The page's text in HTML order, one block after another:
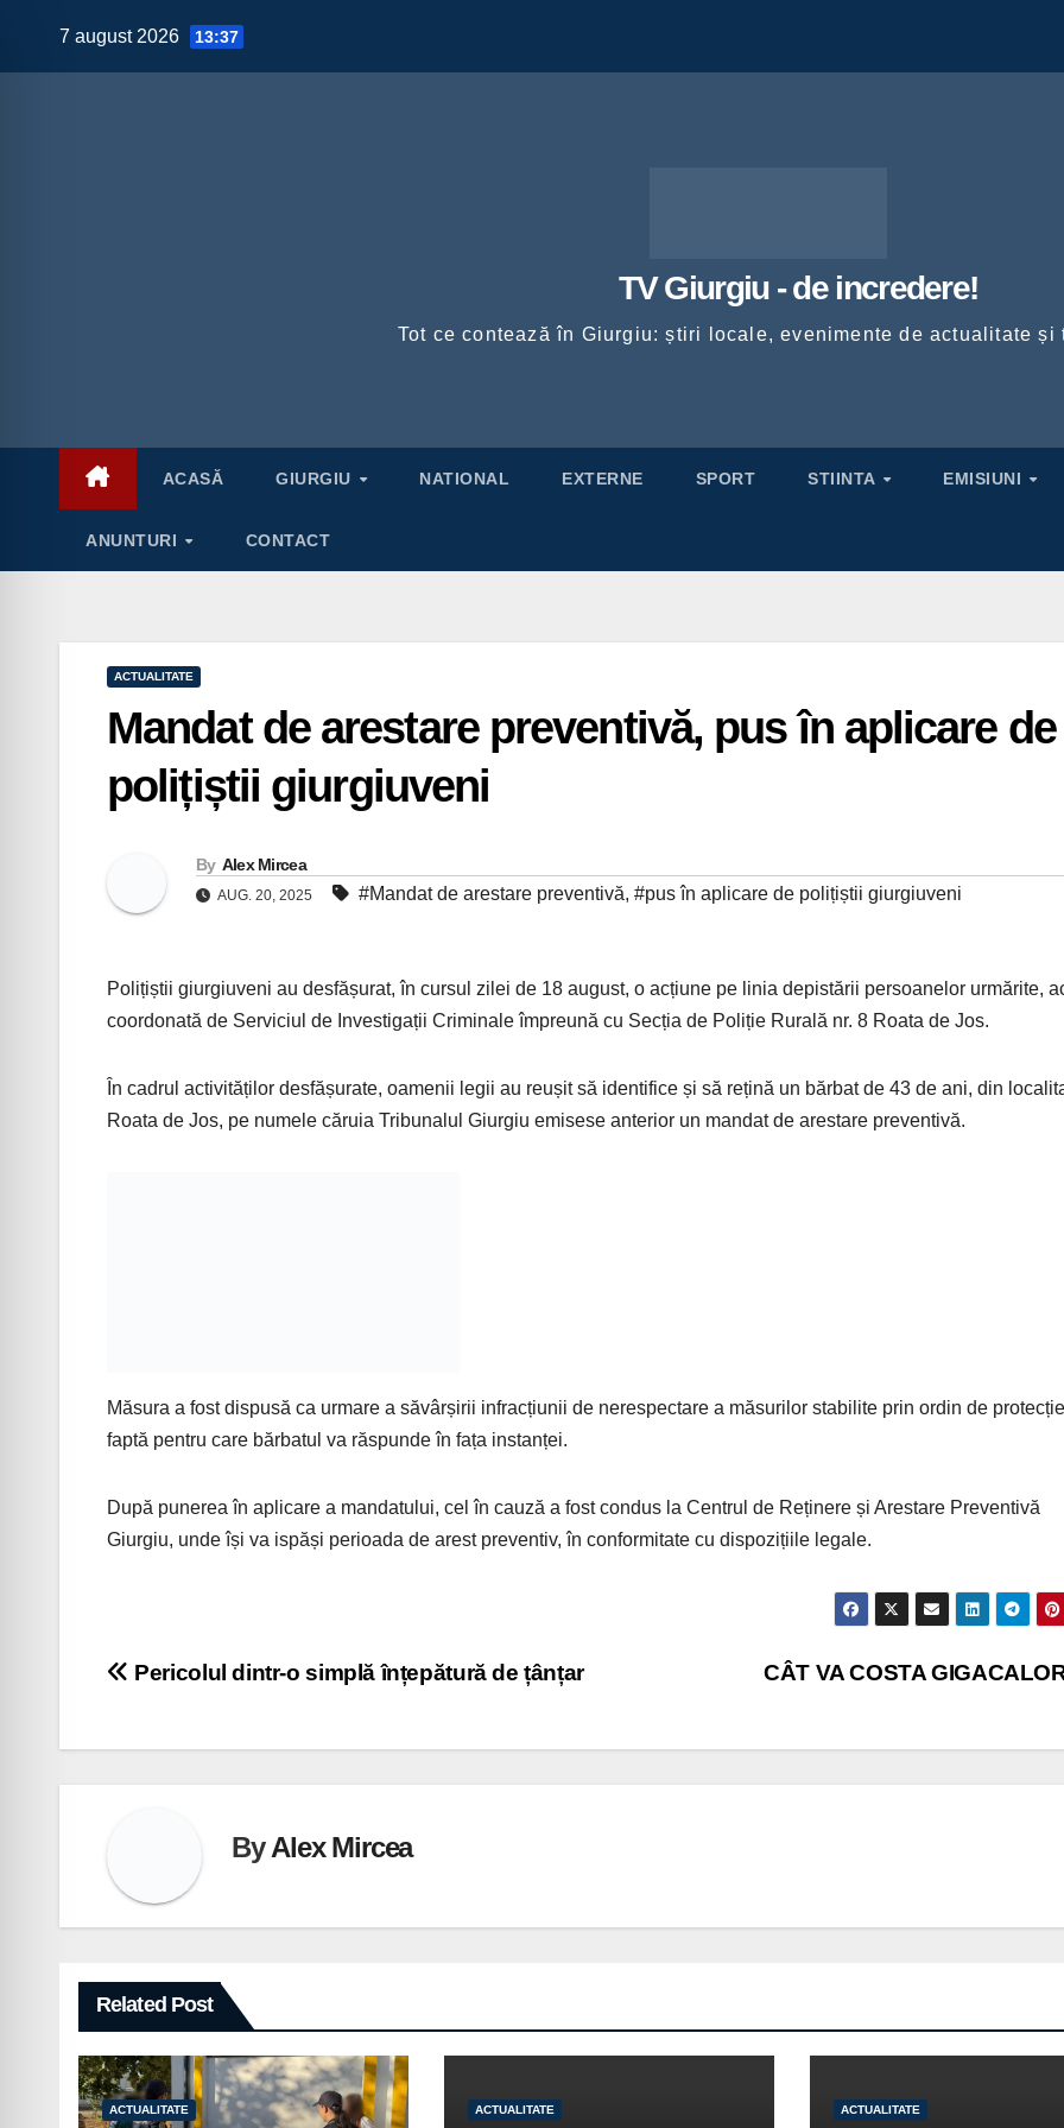
7 august 2026 13:37
TV Giurgiu - de incredere!
Tot ce contează în Giurgiu: știri locale, evenimente de actualitate
ACASĂ GIURGIU NATIONAL EXTERNE SPORT STIINTA EMISIUNI
ANUNTURI CONTACT
ACTUALITATE
Mandat de arestare preventivă, pus în aplicare de
polițiștii giurgiuveni
By Alex Mircea
AUG. 20, 2025 #Mandat de arestare preventivă, #pus în aplicare de polițiștii giurgiuveni
Polițiștii giurgiuveni au desfășurat, în cursul zilei de 18 august, o acțiune pe linia depistării persoanelor urmărite,
coordonată de Serviciul de Investigații Criminale împreună cu Secția de Poliție Rurală nr. 8 Roata de Jos.
În cadrul activităților desfășurate, oamenii legii au reușit să identifice și să rețină un bărbat de 43 de ani, din
Roata de Jos, pe numele căruia Tribunalul Giurgiu emisese anterior un mandat de arestare preventivă.
Măsura a fost dispusă ca urmare a săvârșirii infracțiunii de nerespectare a măsurilor stabilite prin ordin de
faptă pentru care bărbatul va răspunde în fața instanței.
După punerea în aplicare a mandatului, cel în cauză a fost condus la Centrul de Reținere și Arestare Preventivă
Giurgiu, unde își va ispăși perioada de arest preventiv, în conformitate cu dispozițiile legale.
Navigare
CÂT VA COSTA
Pericolul dintr-o simplă înțepătură de țânțar
ByAlex Mircea
Related Post
ACTUALITATE ACTUALITATE ACTUALITATE